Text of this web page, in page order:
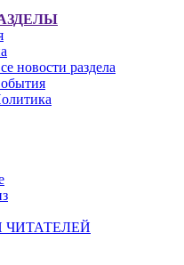
новости раздела
ЧИТАТЕЛЕЙ